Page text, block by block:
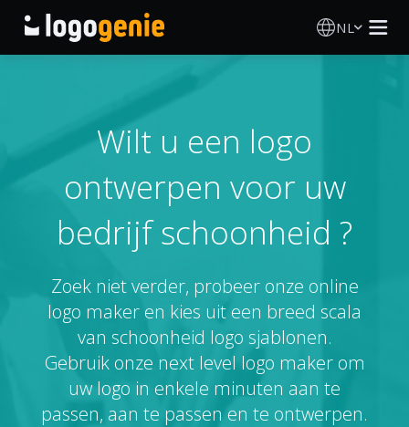
NL
AI logogenerator
Logo-ideeën
Gedrukte producten
Over
INLOGGEN
Wilt u een logo
ontwerpen voor uw
bedrijf schoonheid ?
Zoek niet verder, probeer onze online
logo maker en kies uit een breed scala
van schoonheid logo sjablonen.
Gebruik onze next level logo maker om
uw logo in enkele minuten aan te
passen, aan te passen en te ontwerpen.